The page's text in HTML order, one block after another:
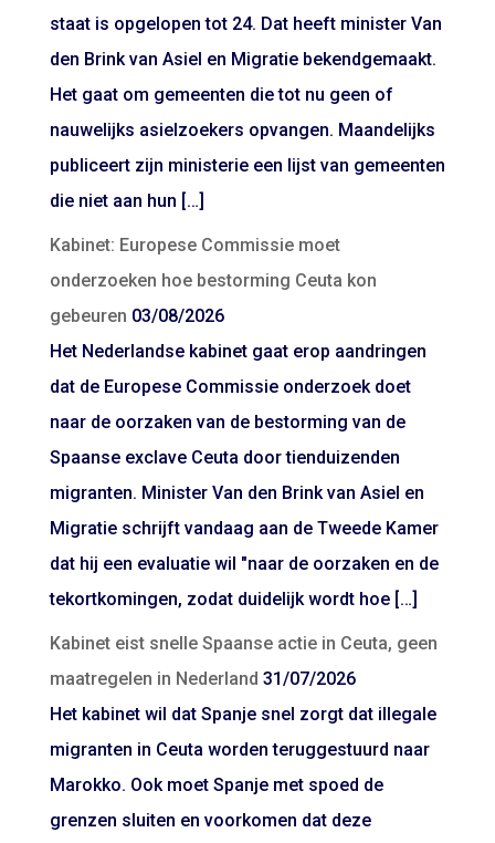
staat is opgelopen tot 24. Dat heeft minister Van
den Brink van Asiel en Migratie bekendgemaakt.
Het gaat om gemeenten die tot nu geen of
nauwelijks asielzoekers opvangen. Maandelijks
publiceert zijn ministerie een lijst van gemeenten
die niet aan hun […]
Kabinet: Europese Commissie moet
onderzoeken hoe bestorming Ceuta kon
gebeuren 03/08/2026
Het Nederlandse kabinet gaat erop aandringen
dat de Europese Commissie onderzoek doet
naar de oorzaken van de bestorming van de
Spaanse exclave Ceuta door tienduizenden
migranten. Minister Van den Brink van Asiel en
Migratie schrijft vandaag aan de Tweede Kamer
dat hij een evaluatie wil "naar de oorzaken en de
tekortkomingen, zodat duidelijk wordt hoe […]
Kabinet eist snelle Spaanse actie in Ceuta, geen
maatregelen in Nederland 31/07/2026
Het kabinet wil dat Spanje snel zorgt dat illegale
migranten in Ceuta worden teruggestuurd naar
Marokko. Ook moet Spanje met spoed de
grenzen sluiten en voorkomen dat deze